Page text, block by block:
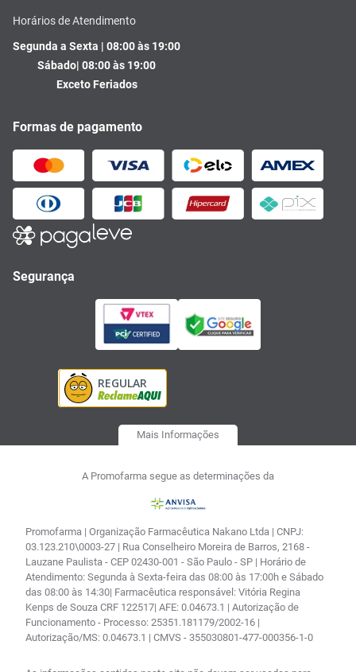
Horários de Atendimento
Segunda a Sexta | 08:00 às 19:00
Sábado| 08:00 às 19:00
Exceto Feriados
Formas de pagamento
Segurança
Mais Informações
A Promofarma segue as determinações da
Promofarma | Organização Farmacêutica Nakano Ltda | CNPJ:
03.123.210\0003-27 | Rua Conselheiro Moreira de Barros, 2168 -
Lauzane Paulista - CEP 02430-001 - São Paulo - SP | Horário de
Atendimento: Segunda à Sexta-feira das 08:00 às 17:00h e Sábado
das 08:00 às 14:30| Farmacêutica responsável: Vitória Regina
Kenps de Souza CRF 122517| AFE: 0.04673.1 | Autorização de
Funcionamento - Processo: 25351.181179/2002-16 |
Autorização/MS: 0.04673.1 | CMVS - 355030801-477-000356-1-0